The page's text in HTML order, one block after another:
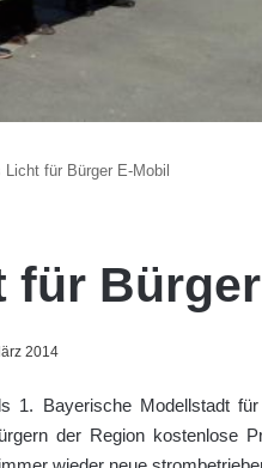
Licht für Bürger E-Mobil
Bürger
2014
1. Bayerische Modellstadt
der Region kostenlose